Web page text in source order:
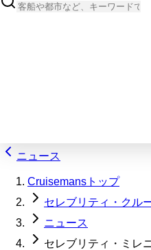
ニュース
Cruisemansトップ
セレブリティ・クル
ニュース
セレブリティ・ミレ